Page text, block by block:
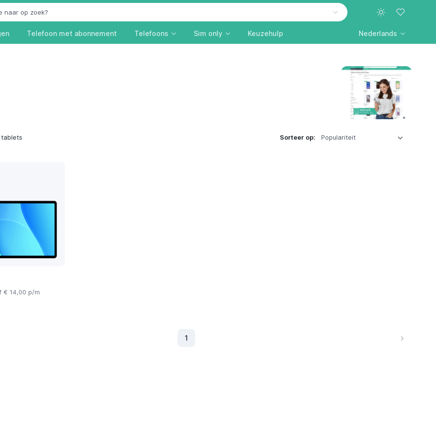
Telefoon met abonnement Telefoons Sim only Keuzehulp Nederlands
Sorteer op:
€ 14,00 p/m
1